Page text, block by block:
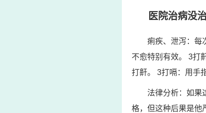
医院治病没
痢疾、泄泻：每
不愈特别有效。 3打
打鼾。 3打嗝：用手
法律分析：如果
格，但这种后果是他